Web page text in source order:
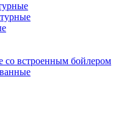
со встроенным бойлером